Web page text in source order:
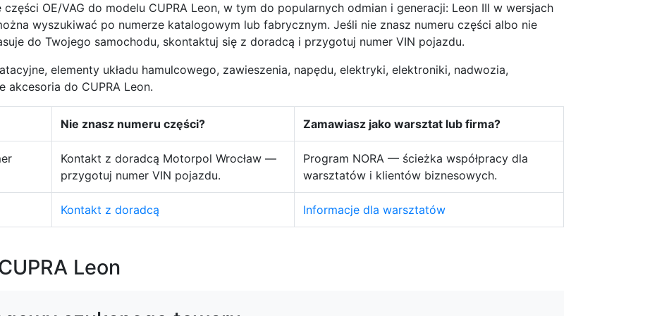
OE/VAG do modelu CUPRA Leon, w tym do popularnych odmian i generacji: Leon III w wersjach
wyszukiwać po numerze katalogowym lub fabrycznym. Jeśli nie znasz numeru części albo nie
do Twojego samochodu, skontaktuj się z doradcą i przygotuj numer VIN pojazdu.
elementy układu hamulcowego, zawieszenia, napędu, elektryki, elektroniki, nadwozia,
do CUPRA Leon.
Nie znasz numeru części? Zamawiasz jako warsztat lub firma?
Kontakt z doradcą Motorpol Wrocław —
przygotuj numer VIN pojazdu.
Program NORA — ścieżka współpracy dla
warsztatów i klientów biznesowych.
Kontakt z doradcą Informacje dla warsztatów
Leon